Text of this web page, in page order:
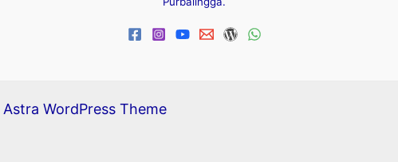
Astra WordPress Theme